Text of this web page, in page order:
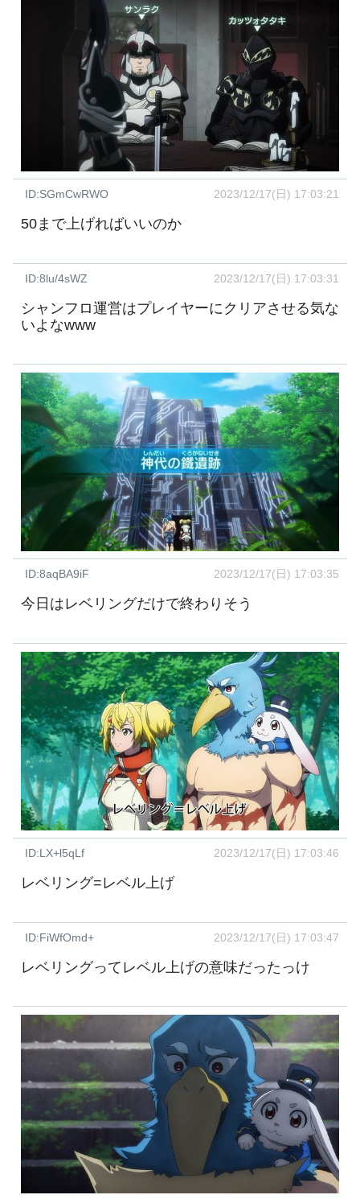
ID:SGmCwRWO 2023/12/17(日) 17:03:21
50まで上げればいいのか
ID:8lu/4sWZ 2023/12/17(日) 17:03:31
シャンフロ運営はプレイヤーにクリアさせる気な
いよなwww
ID:8aqBA9iF 2023/12/17(日) 17:03:35
今日はレベリングだけで終わりそう
ID:LX+l5qLf 2023/12/17(日) 17:03:46
レベリング=レベル上げ
ID:FiWfOmd+ 2023/12/17(日) 17:03:47
レベリングってレベル上げの意味だったっけ